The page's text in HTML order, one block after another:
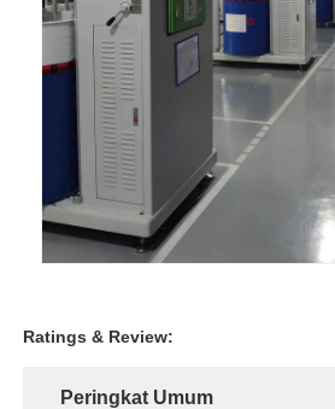
Ratings & Review:
Peringkat Umum